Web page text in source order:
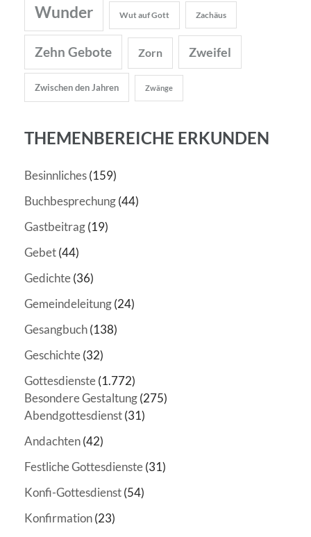
Wunder Wut auf Gott Zachäus
Zehn Gebote Zorn Zweifel
Zwischen den Jahren Zwänge
THEMENBEREICHE ERKUNDEN
Besinnliches(159)
Buchbesprechung(44)
Gastbeitrag(19)
Gebet(44)
Gedichte(36)
Gemeindeleitung(24)
Gesangbuch(138)
Geschichte(32)
Gottesdienste(1.772)
Besondere Gestaltung(275)
Abendgottesdienst(31)
Andachten(42)
Festliche Gottesdienste(31)
Konfi-Gottesdienst(54)
Konfirmation(23)